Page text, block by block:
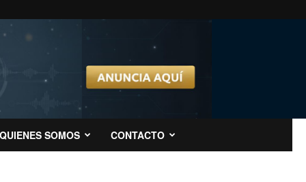
QUIENES SOMOS CONTACTO